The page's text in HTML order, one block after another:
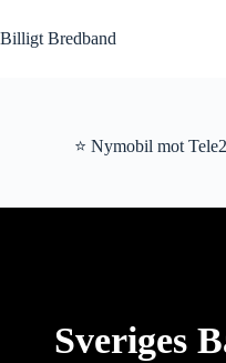
till
innehåll
Billigt Bredband
⭐ Nymobil mot
Sveriges